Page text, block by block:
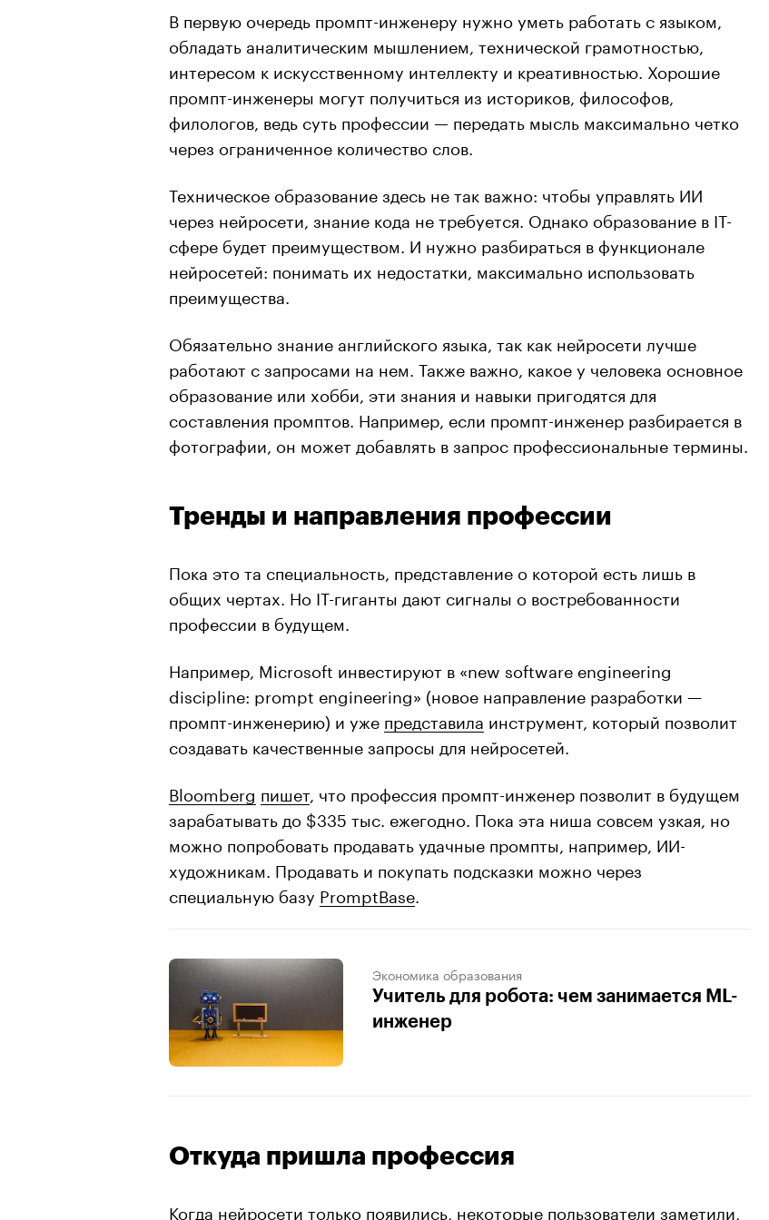
В первую очередь промпт-инженеру нужно уметь работать с языком,
обладать аналитическим мышлением, технической грамотностью,
интересом к искусственному интеллекту и креативностью. Хорошие
промпт-инженеры могут получиться из историков, философов,
филологов, ведь суть профессии — передать мысль максимально четко
через ограниченное количество слов.
Техническое образование здесь не так важно: чтобы управлять ИИ
через нейросети, знание кода не требуется. Однако образование в IT-
сфере будет преимуществом. И нужно разбираться в функционале
нейросетей: понимать их недостатки, максимально использовать
преимущества.
Обязательно знание английского языка, так как нейросети лучше
работают с запросами на нем. Также важно, какое у человека основное
образование или хобби, эти знания и навыки пригодятся для
составления промптов. Например, если промпт-инженер разбирается в
фотографии, он может добавлять в запрос профессиональные термины.
Тренды и направления профессии
Пока это та специальность, представление о которой есть лишь в
общих чертах. Но IT-гиганты дают сигналы о востребованности
профессии в будущем.
Например, Microsoft инвестируют в «new software engineering
discipline: prompt engineering» (новое направление разработки —
промпт-инженерию) и уже представила инструмент, который позволит
создавать качественные запросы для нейросетей.
Bloomberg пишет, что профессия промпт-инженер позволит в будущем
зарабатывать до $335 тыс. ежегодно. Пока эта ниша совсем узкая, но
можно попробовать продавать удачные промпты, например, ИИ-
художникам. Продавать и покупать подсказки можно через
специальную базу PromptBase
Экономика образования
Учитель для робота: чем занимается ML-
инженер
Откуда пришла профессия
Когда нейросети только появились, некоторые пользователи заметили,